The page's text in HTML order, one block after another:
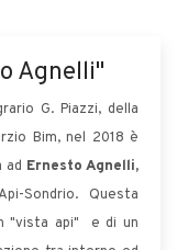
Agnelli"
G. Piazzi, della
Bim, nel 2018 è
ad Ernesto Agnelli,
Sondrio. Questa
"vista api" e di un